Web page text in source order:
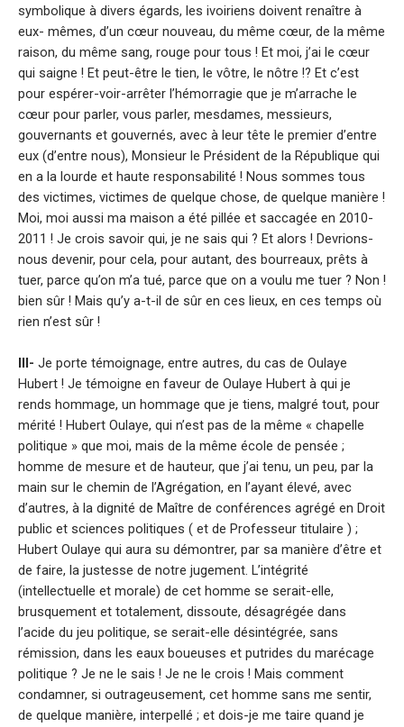
symbolique à divers égards, les ivoiriens doivent renaître à
eux- mêmes, d’un cœur nouveau, du même cœur, de la même
raison, du même sang, rouge pour tous ! Et moi, j’ai le cœur
qui saigne ! Et peut-être le tien, le vôtre, le nôtre !? Et c’est
pour espérer-voir-arrêter l’hémorragie que je m’arrache le
cœur pour parler, vous parler, mesdames, messieurs,
gouvernants et gouvernés, avec à leur tête le premier d’entre
eux (d’entre nous), Monsieur le Président de la République qui
en a la lourde et haute responsabilité ! Nous sommes tous
des victimes, victimes de quelque chose, de quelque manière !
Moi, moi aussi ma maison a été pillée et saccagée en 2010-
2011 ! Je crois savoir qui, je ne sais qui ? Et alors ! Devrions-
nous devenir, pour cela, pour autant, des bourreaux, prêts à
tuer, parce qu’on m’a tué, parce que on a voulu me tuer ? Non !
bien sûr ! Mais qu’y a-t-il de sûr en ces lieux, en ces temps où
rien n’est sûr !
III- Je porte témoignage, entre autres, du cas de Oulaye
Hubert ! Je témoigne en faveur de Oulaye Hubert à qui je
rends hommage, un hommage que je tiens, malgré tout, pour
mérité ! Hubert Oulaye, qui n’est pas de la même « chapelle
politique » que moi, mais de la même école de pensée ;
homme de mesure et de hauteur, que j’ai tenu, un peu, par la
main sur le chemin de l’Agrégation, en l’ayant élevé, avec
d’autres, à la dignité de Maître de conférences agrégé en Droit
public et sciences politiques ( et de Professeur titulaire ) ;
Hubert Oulaye qui aura su démontrer, par sa manière d’être et
de faire, la justesse de notre jugement. L’intégrité
(intellectuelle et morale) de cet homme se serait-elle,
brusquement et totalement, dissoute, désagrégée dans
l’acide du jeu politique, se serait-elle désintégrée, sans
rémission, dans les eaux boueuses et putrides du marécage
politique ? Je ne le sais ! Je ne le crois ! Mais comment
condamner, si outrageusement, cet homme sans me sentir,
de quelque manière, interpellé ; et dois-je me taire quand je